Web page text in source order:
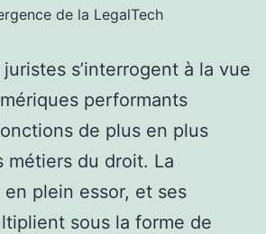
de la LegalTech
s’interrogent à la vue
performants
de plus en plus
métiers du droit. La
en plein essor, et ses
sous la forme de